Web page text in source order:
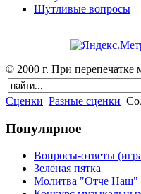
Шутливые вопросы
© 2000 г. При перепечатке
Сценки Разные сценки
Популярное
Вопросы-ответы
Зеленая пятка
Молитва "Отче Наш"